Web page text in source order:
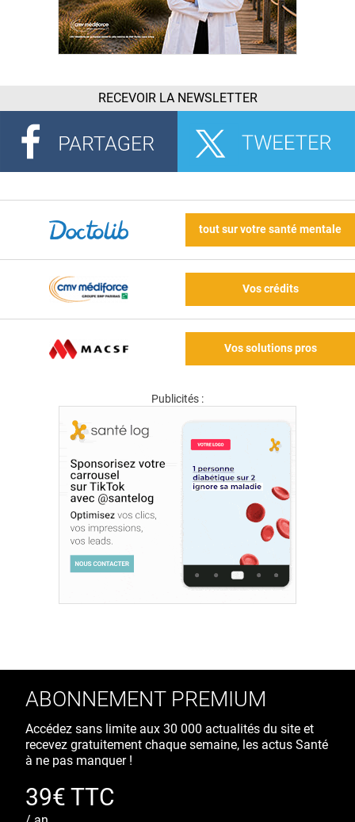
RECEVOIR LA NEWSLETTER
tout sur votre santé mentale
Vos crédits
Vos solutions pros
Publicités :
ABONNEMENT PREMIUM
Accédez sans limite aux 30 000 actualités du site et
recevez gratuitement chaque semaine, les actus Santé
à ne pas manquer !
39€ TTC